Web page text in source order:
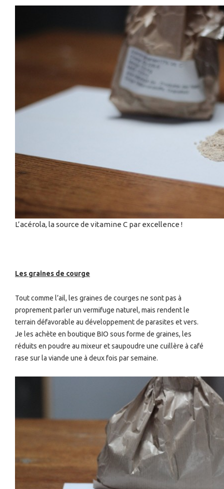
L’acérola, la source de vitamine C par excellence !
Les graines de courge
Tout comme l’ail, les graines de courges ne sont pas à
proprement parler un vermifuge naturel, mais rendent le
terrain défavorable au développement de parasites et vers.
Je les achète en boutique BIO sous forme de graines, les
réduits en poudre au mixeur et saupoudre une cuillère à café
rase sur la viande une à deux fois par semaine.